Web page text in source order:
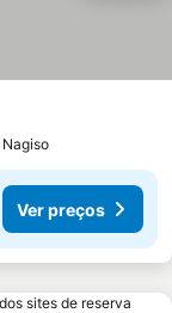
Nagiso
Ver preços
sites de reserva